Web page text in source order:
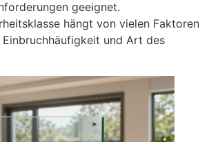
geeignet.
hängt von vielen Faktoren
und Art des